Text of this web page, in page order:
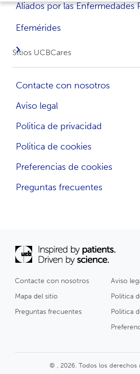
Aliados por las Enfermedades
Efemérides
Sitios UCBCares
Contacte con nosotros
Aviso legal
Politica de privacidad
Politica de cookies
Preferencias de cookies
Preguntas frecuentes
Contacte con nosotros
Mapa del sitio
Preguntas frecuentes
Aviso
Politica
Politica
© , 2026. Todos los derechos